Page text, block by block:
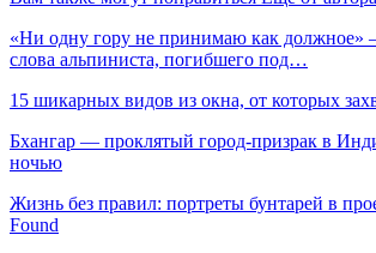
«Ни одну гору не принимаю как должное»
слова альпиниста, погибшего под…
15 шикарных видов из окна, от которых
Бхангар — проклятый город-призрак в
ночью
Жизнь без правил: портреты бунтарей в
Found